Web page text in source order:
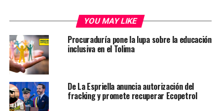
YOU MAY LIKE
Procuraduría pone la lupa sobre la educación
inclusiva en el Tolima
De La Espriella anuncia autorización del
fracking y promete recuperar Ecopetrol